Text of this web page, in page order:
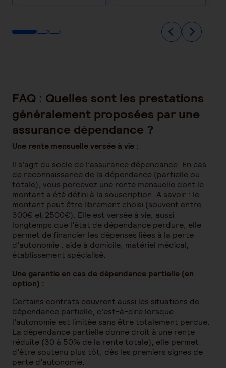
FAQ : Quelles sont les prestations
généralement proposées par une
assurance dépendance ?
Une rente mensuelle versée à vie :
Il s’agit du socle de l’assurance dépendance. En cas
de reconnaissance de la dépendance (partielle ou
totale), vous percevez une rente mensuelle dont le
montant a été défini à la souscription. A savoir : le
montant peut être librement choisi (souvent entre
300€ et 2500€). Elle est versée à vie, aussi
longtemps que l’état de dépendance perdure, elle
permet de financier les dépenses liées à la perte
d’autonomie : aide à domicile, matériel médical,
établissement spécialisé.
Une garantie en cas de dépendance partielle (en
option) :
Certains contrats couvrent aussi les situations de
dépendance partielle, c’est-à-dire lorsque
l’autonomie est limitée sans être totalement perdue.
La dépendance partielle donne droit à une rente
réduite (30 à 50% de la rente totale), elle permet
d’être soutenu plus tôt, dès les premiers signes de
perte d’autonomie.